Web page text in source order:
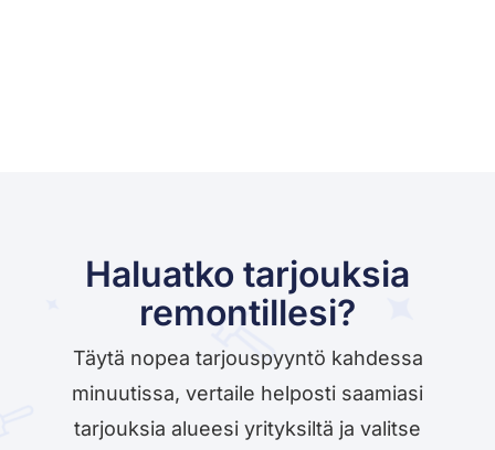
Haluatko tarjouksia
remontillesi?
Täytä nopea tarjouspyyntö kahdessa
minuutissa, vertaile helposti saamiasi
tarjouksia alueesi yrityksiltä ja valitse